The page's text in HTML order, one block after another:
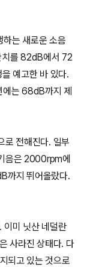
하는 새로운 소음
치를 82dB에서 72
예고한 바 있다.
에는 68dB까지 제
로 전해진다. 일부
음은 2000rpm에
까지 뛰어올랐다.
이미 닛산 네덜란
사라진 상태다. 다
되고 있는 것으로